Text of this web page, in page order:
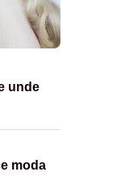
unde
moda